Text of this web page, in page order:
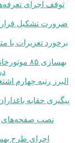
بهسازی ۸۵ موتورخانه در البرز طی سه‌ماهه نخست امسال
اجرای طرح بهسازی معابر